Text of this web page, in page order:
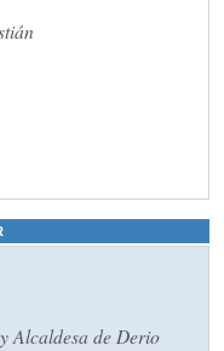
Alcaldesa de Derio